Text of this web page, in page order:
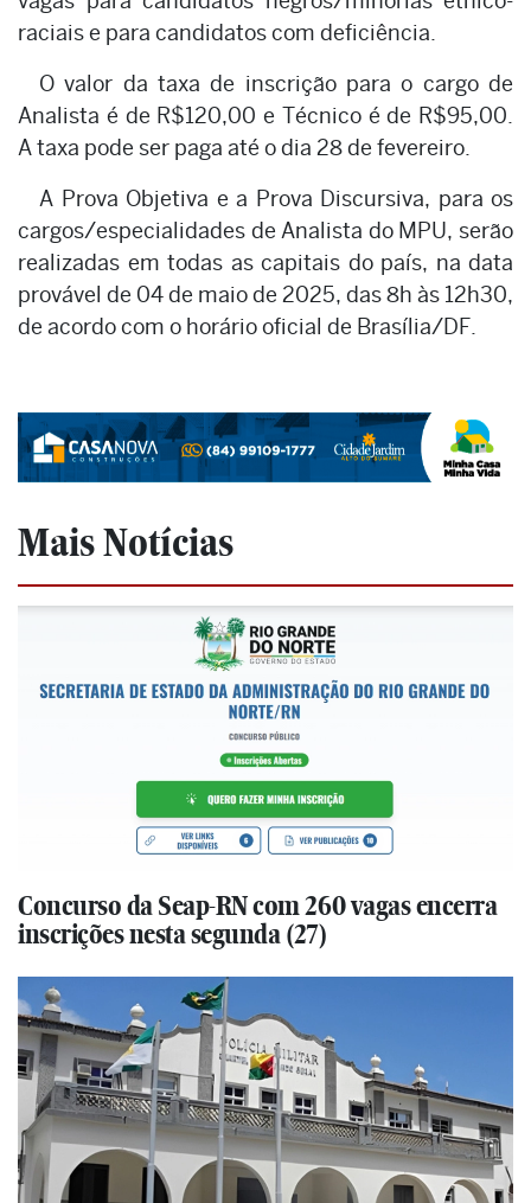
raciais e para candidatos com deficiência.
O valor da taxa de inscrição para o cargo de
Analista é de R$120,00 e Técnico é de R$95,00.
A taxa pode ser paga até o dia 28 de fevereiro.
A Prova Objetiva e a Prova Discursiva, para os
cargos/especialidades de Analista do MPU, serão
realizadas em todas as capitais do país, na data
provável de 04 de maio de 2025, das 8h às 12h30,
de acordo com o horário oficial de Brasília/DF.
Mais Notícias
Concurso da Seap-RN com 260 vagas encerra
inscrições nesta segunda (27)